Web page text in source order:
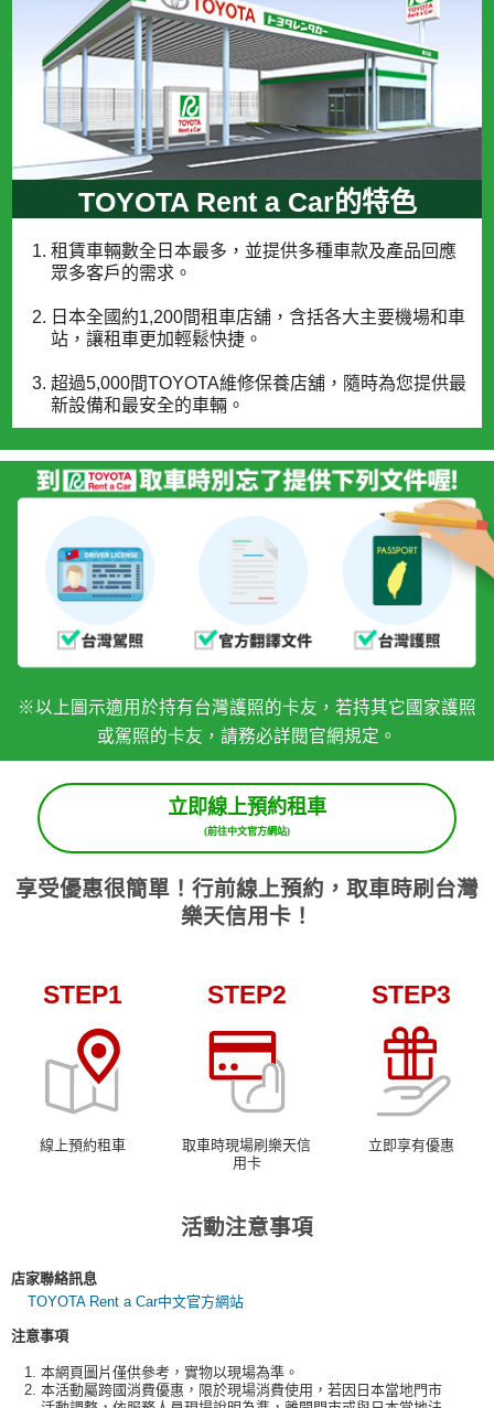
TOYOTA Rent a Car的特色
租賃車輛數全日本最多，並提供多種車款及產品回應
眾多客戶的需求。
日本全國約1,200間租車店舖，含括各大主要機場和車
站，讓租車更加輕鬆快捷。
超過5,000間TOYOTA維修保養店舖，隨時為您提供最
新設備和最安全的車輛。
※以上圖示適用於持有台灣護照的卡友，若持其它國家護照
或駕照的卡友，請務必詳閱官網規定。
立即線上預約租車
(前往中文官方網站)
享受優惠很簡單！行前線上預約，取車時刷台灣
樂天信用卡！
STEP1
線上預約租車
STEP2
取車時現場刷樂天信
用卡
STEP3
立即享有優惠
活動注意事項
店家聯絡訊息
TOYOTA Rent a Car中文官方網站
注意事項
本網頁圖片僅供參考，實物以現場為準。
本活動屬跨國消費優惠，限於現場消費使用，若因日本當地門市